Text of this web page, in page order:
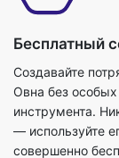
Бесплатный
Создавайте
Овна без
инструмента.
— используйте
совершенно